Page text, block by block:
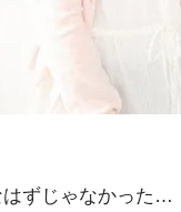
はずじゃなかった…